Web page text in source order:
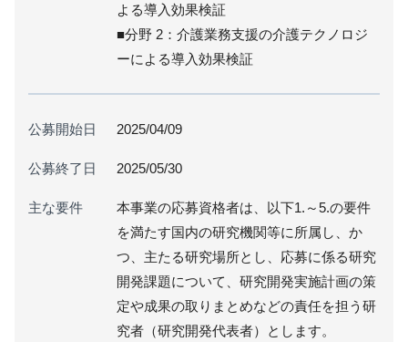
よる導入効果検証
■分野 2：介護業務支援の介護テクノロジ
ーによる導入効果検証
公募開始日 2025/04/09
公募終了日 2025/05/30
主な要件
本事業の応募資格者は、以下1.～5.の要件
を満たす国内の研究機関等に所属し、か
つ、主たる研究場所とし、応募に係る研究
開発課題について、研究開発実施計画の策
定や成果の取りまとめなどの責任を担う研
究者（研究開発代表者）とします。